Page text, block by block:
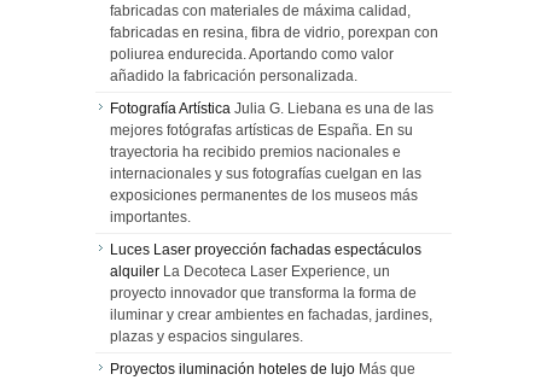
fabricadas con materiales de máxima calidad,
fabricadas en resina, fibra de vidrio, porexpan con
poliurea endurecida. Aportando como valor
añadido la fabricación personalizada.
Fotografía Artística Julia G. Liebana es una de las
mejores fotógrafas artísticas de España. En su
trayectoria ha recibido premios nacionales e
internacionales y sus fotografías cuelgan en las
exposiciones permanentes de los museos más
importantes.
Luces Laser proyección fachadas espectáculos
alquiler La Decoteca Laser Experience, un
proyecto innovador que transforma la forma de
iluminar y crear ambientes en fachadas, jardines,
plazas y espacios singulares.
Proyectos iluminación hoteles de lujo Más que